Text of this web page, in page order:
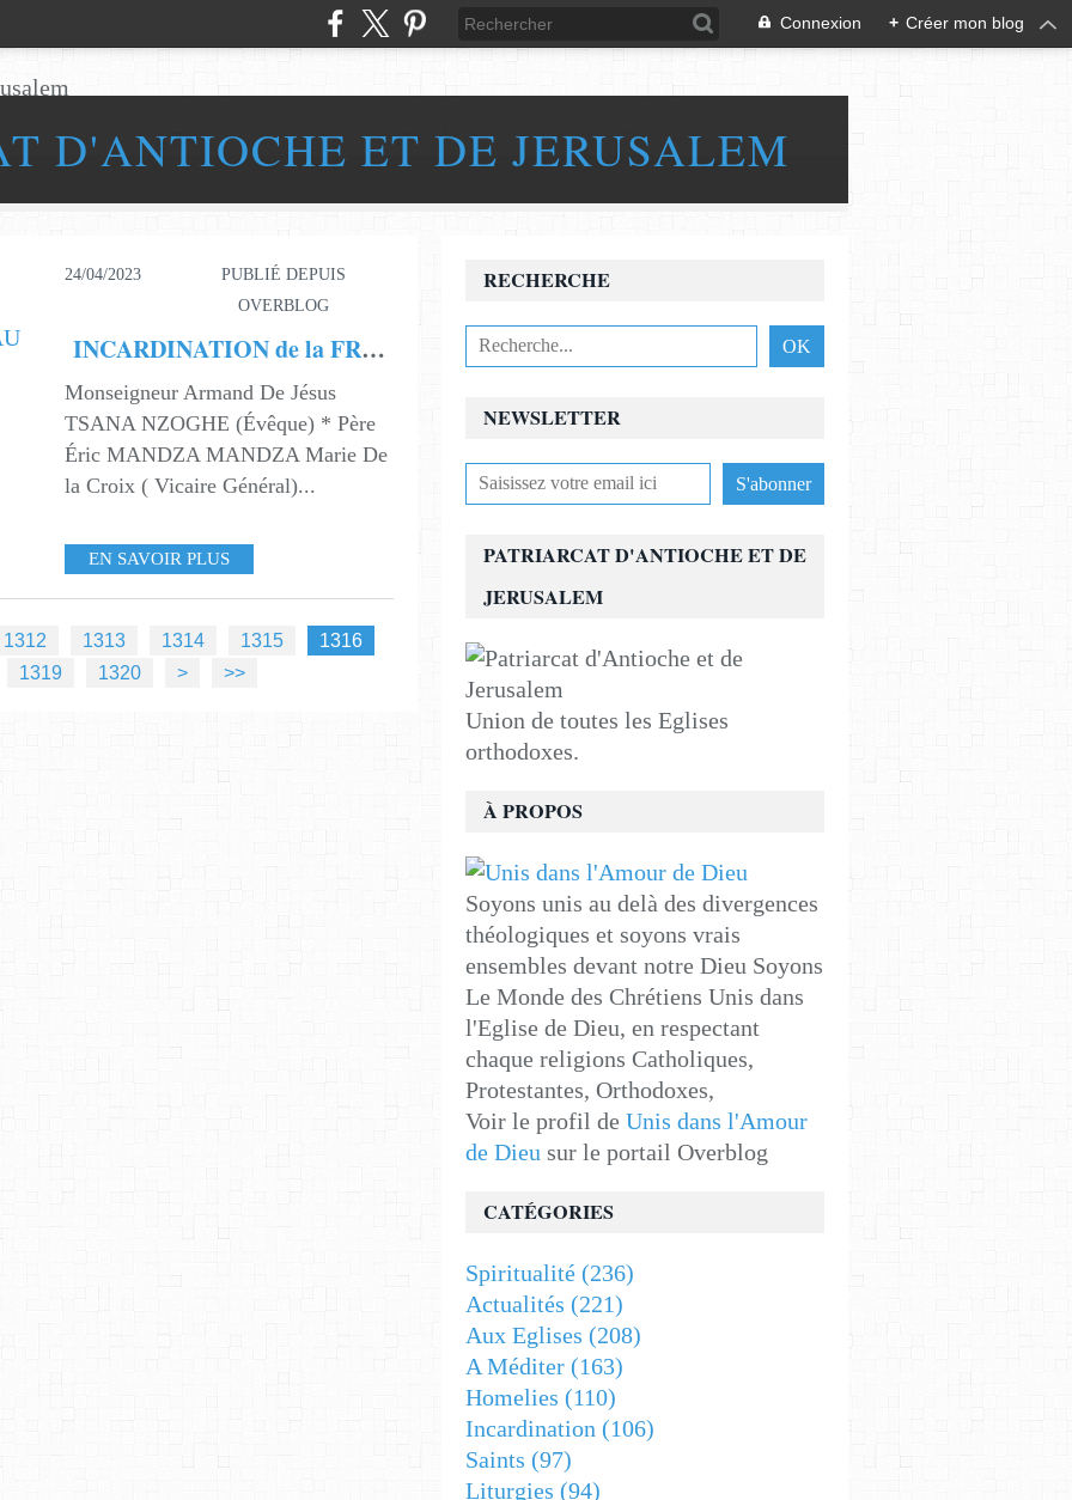
Connexion + Créer mon blog
D'ANTIOCHE ET DE JERUSALEM
24/04/2023
PUBLIÉ DEPUIS
OVERBLOG
INCARDINATION de la FRATERNITÉ SAINTE FAMILLE DE NAZARETH AU GABON
Monseigneur Armand De Jésus
TSANA NZOGHE (Évêque) * Père
Éric MANDZA MANDZA Marie De
la Croix ( Vicaire Général)...
EN SAVOIR PLUS
1312 1313 1314 1315
1316
1319 1320 1330
1340
1350
1360
1370
1380
1390
1400
1500
1600
> >>
NEWSLETTER
RECHERCHE
PATRIARCAT D'ANTIOCHE ET DE
JERUSALEM
Union de toutes les Eglises
orthodoxes.
À PROPOS
Soyons unis au delà des divergences
théologiques et soyons vrais
ensembles devant notre Dieu Soyons
Le Monde des Chrétiens Unis dans
l'Eglise de Dieu, en respectant
chaque religions Catholiques,
Protestantes, Orthodoxes,
Voir le profil de Unis dans l'Amour
de Dieu sur le portail Overblog
CATÉGORIES
Spiritualité (236)
Actualités (221)
Aux Eglises (208)
A Méditer (163)
Homelies (110)
Incardination (106)
Saints (97)
Liturgies (94)